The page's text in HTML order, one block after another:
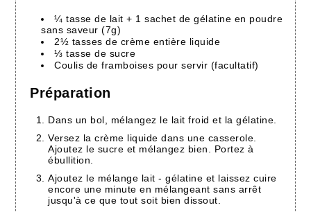
¼ tasse de lait + 1 sachet de gélatine en poudre
sans saveur (7g)
2½ tasses de crème entière liquide
⅓ tasse de sucre
Coulis de framboises pour servir (facultatif)
Préparation
Dans un bol, mélangez le lait froid et la gélatine.
Versez la crème liquide dans une casserole.
Ajoutez le sucre et mélangez bien. Portez à
ébullition.
Ajoutez le mélange lait - gélatine et laissez cuire
encore une minute en mélangeant sans arrêt
jusqu'à ce que tout soit bien dissout.